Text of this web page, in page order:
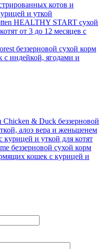
котов и
и уткой
HEALTHY START сухой
от 3 до 12 месяцев с
беззерновой сухой корм
с индейкой, ягодами и
& Duck беззерновой
алоэ вера и женьшенем
и уткой для котят
беззерновой сухой корм
кошек с курицей и